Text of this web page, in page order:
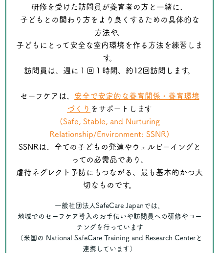
研修を受けた訪問員が養育者の方と一緒に、
子どもとの関わり方をより良くするための具体的な
方法や、
子どもにとって安全な室内環境を作る方法を練習しま
す。
訪問員は、週に１回１時間、約12回訪問します。
セーフケアは、 安全で安定的な養育関係・養育環境
づくり をサポートします
(Safe, Stable, and Nurturing
Relationship/Environment: SSNR)
SSNRは、全ての子どもの発達やウェルビーイングと
っての必需品であり、
虐待ネグレクト予防にもつながる、最も基本的かつ大
切なものです。
一般社団法人SafeCare Japanでは、
地域でのセーフケア導入のお手伝いや訪問員への研修やコー
チングを行っています
（米国の National SafeCare Training and Research Centerと
連携しています）